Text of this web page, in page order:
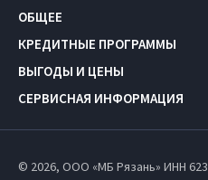
ОБЩЕЕ
КРЕДИТНЫЕ ПРОГРАММЫ
ВЫГОДЫ И ЦЕНЫ
СЕРВИСНАЯ ИНФОРМАЦИЯ
© 2026, ООО «МБ Рязань» ИНН